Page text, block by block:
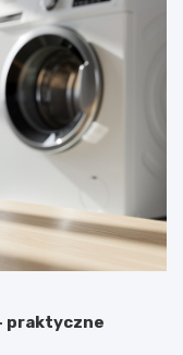
praktyczne